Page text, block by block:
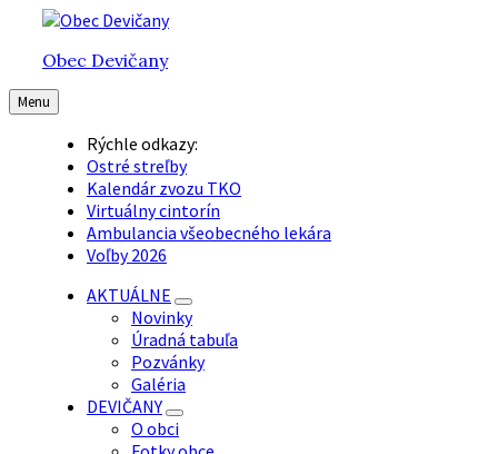
Preskočiť
obsah
Preskočiť
hlavnú
navigáciu
Preskočiť
pätičkuObec Devičany
Menu
Rýchle odkazy:
Ostré streľby
Kalendár zvozu TKO
Virtuálny cintorín
Ambulancia všeobecného lekára
Voľby 2026
AKTUÁLNE
Novinky
Úradná tabuľa
Pozvánky
Galéria
DEVIČANY
O obci